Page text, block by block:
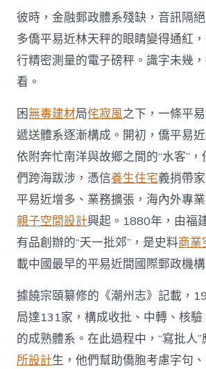
彼時，金融郵政體系殘缺，音訊隔
多僑平易近林天秤的眼睛變得通紅
行精密測量的電子磅秤。識字未幾
看。
困無毒建材局侘寂風之下，一條平
遞送體系逐漸構成。開初，僑平易
依附奔忙南洋與故鄉之間的“水客”，
們跨海跋涉，憑信養生住宅義捎帶
平易近增多、業務擴張，海內外專業
親子空間設計興起。1880年，由福
有品創辦的“天一批郊”，是史料商業
載中國最早的平易近間國際郵政機構
據饒宗頤纂修的《潮州志》記載，
局達131家，構成收批、中轉、核驗
的成熟體系。在此過程中，“寫批人
所設計生，他們幫助僑胞考慮字句